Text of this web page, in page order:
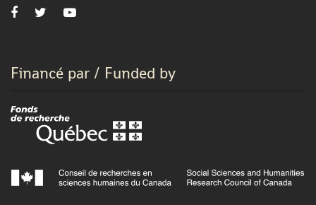
Financé par / Funded by